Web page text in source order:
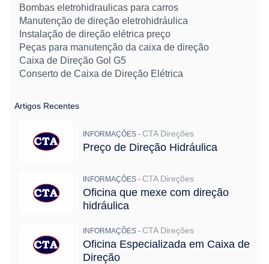
Bombas eletrohidraulicas para carros
Manutenção de direção eletrohidráulica
Instalação de direção elétrica preço
Peças para manutenção da caixa de direção
Caixa de Direção Gol G5
Conserto de Caixa de Direção Elétrica
Artigos Recentes
INFORMAÇÕES - CTA Direções
Preço de Direção Hidráulica
INFORMAÇÕES - CTA Direções
Oficina que mexe com direção
hidráulica
INFORMAÇÕES - CTA Direções
Oficina Especializada em Caixa de
Direção